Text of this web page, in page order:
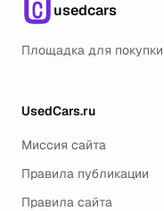
usedcars
Площадка для
UsedCars.ru
Миссия сайта
Правила публикации
Правила сайта